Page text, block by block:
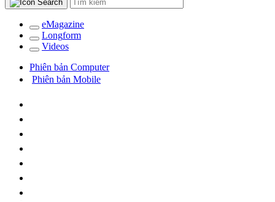
eMagazine
Longform
Videos
Phiên bản Computer
Phiên bản Mobile